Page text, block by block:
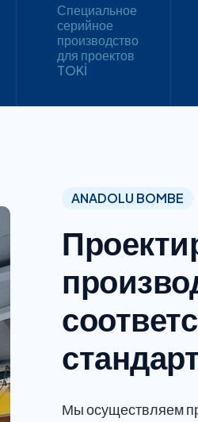
Специальное
серийное
производство
для проектов
TOKİ
ANADOLU BOMBE
Мы осуществляем